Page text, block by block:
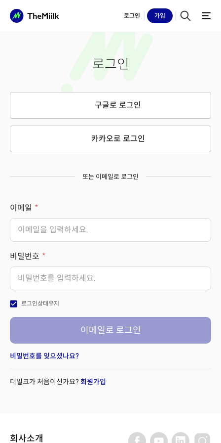
로그인 가입
로그인
구글로 로그인
카카오로 로그인
또는 이메일로 로그인
이메일
비밀번호
check_box 로그인상태유지
이메일로 로그인
비밀번호를 잊으셨나요?
더밀크가 처음이신가요? 회원가입
회사소개